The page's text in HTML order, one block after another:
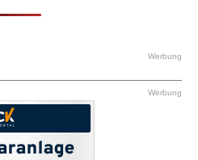
Werbung
Werbung